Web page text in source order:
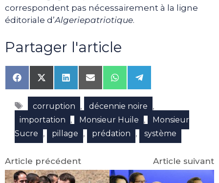
correspondent pas nécessairement à la ligne
éditoriale d’Algeriepatriotique.
Partager l'article
Share
on
Facebook
Share
on
X
(Twitter)
Share
on
LinkedIn
Share
on
Email
Share
on
WhatsApp
Share
on
Telegram
Étiquettes
corruption , décennie noire ,
importation , Monsieur Huile ,
Monsieur
Sucre
, pillage , prédation , système
Article précédent Article suivant